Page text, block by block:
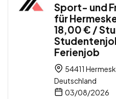
Sport- und
für
18,00 € /
Ferienjob
54411
Deutschland
03/08/2026